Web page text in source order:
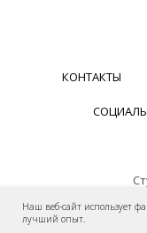
Наш веб-сайт использует
лучший опыт.
КОНТАКТЫ